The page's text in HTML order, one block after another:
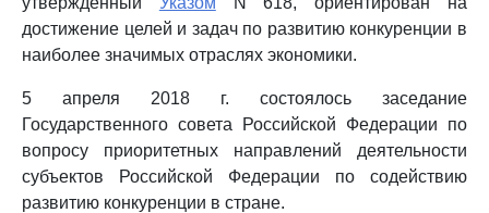
достижение целей и задач по развитию конкуренции в
наиболее значимых отраслях экономики.
5 апреля 2018 г. состоялось заседание
Государственного совета Российской Федерации по
вопросу приоритетных направлений деятельности
субъектов Российской Федерации по содействию
развитию конкуренции в стране.